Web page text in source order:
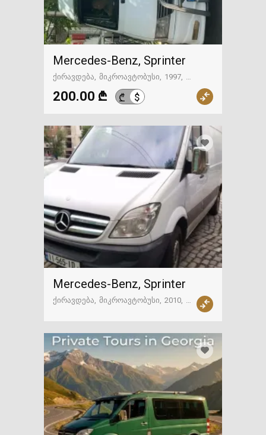
Mercedes-Benz, Sprinter
ქირავდება მიკროავტობუსი
1997
ქუთაისი
200.00 ₾ ₾ $
Mercedes-Benz, Sprinter
ქირავდება მიკროავტობუსი 2010